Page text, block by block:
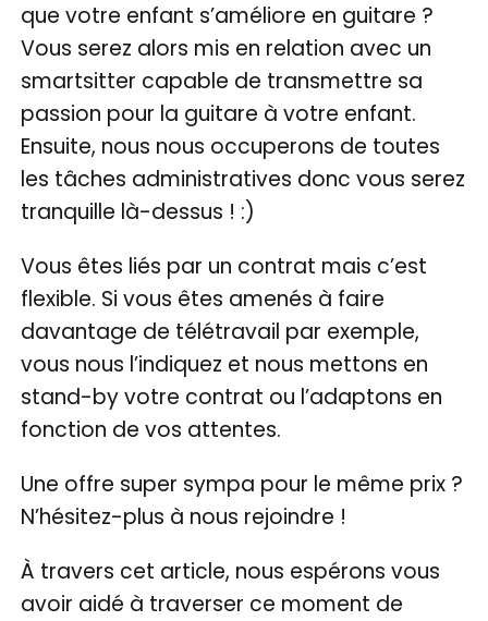
que votre enfant s’améliore en guitare ?
Vous serez alors mis en relation avec un
smartsitter capable de transmettre sa
passion pour la guitare à votre enfant.
Ensuite, nous nous occuperons de toutes
les tâches administratives donc vous serez
tranquille là-dessus ! :)
Vous êtes liés par un contrat mais c’est
flexible. Si vous êtes amenés à faire
davantage de télétravail par exemple,
vous nous l’indiquez et nous mettons en
stand-by votre contrat ou l’adaptons en
fonction de vos attentes.
Une offre super sympa pour le même prix ?
N’hésitez-plus à nous rejoindre !
À travers cet article, nous espérons vous
avoir aidé à traverser ce moment de